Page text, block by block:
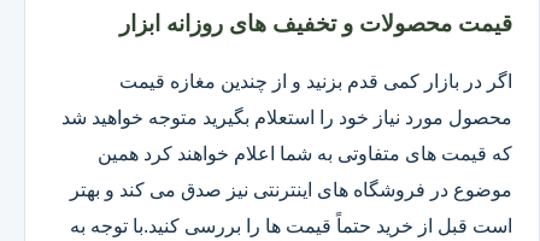
قیمت محصولات و تخفیف های روزانه ابزار
اگر در بازار کمی قدم بزنید و از چندین مغازه قیمت
محصول مورد نیاز خود را استعلام بگیرید متوجه خواهید شد
که قیمت های متفاوتی به شما اعلام خواهند کرد همین
موضوع در فروشگاه های اینترنتی نیز صدق می کند و بهتر
است قبل از خرید حتماً قیمت ها را بررسی کنید.با توجه به